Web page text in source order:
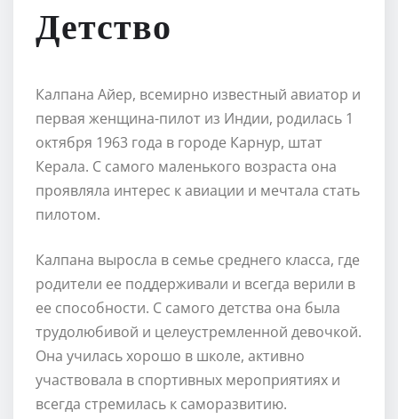
Детство
Калпана Айер, всемирно известный авиатор и
первая женщина-пилот из Индии, родилась 1
октября 1963 года в городе Карнур, штат
Керала. С самого маленького возраста она
проявляла интерес к авиации и мечтала стать
пилотом.
Калпана выросла в семье среднего класса, где
родители ее поддерживали и всегда верили в
ее способности. С самого детства она была
трудолюбивой и целеустремленной девочкой.
Она училась хорошо в школе, активно
участвовала в спортивных мероприятиях и
всегда стремилась к саморазвитию.